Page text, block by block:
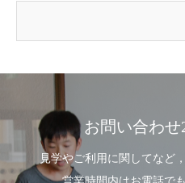
お問い合わせ
見学やご利用に関してなど